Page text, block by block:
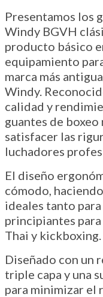
Presentamos los
Windy BGVH
producto básico
equipamiento
marca más
Windy.
calidad y
guantes de
satisfacer las
luchadores
El diseño
cómodo,
ideales tanto
principiantes
Thai y kickboxing.
Diseñado con un
triple capa y una
para minimizar el